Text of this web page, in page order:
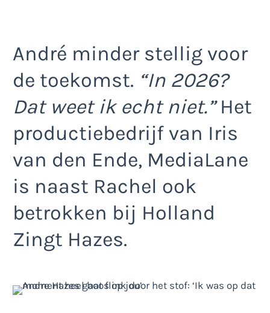
André minder stellig voor
de toekomst. “In 2026?
Dat weet ik echt niet.”Het
productiebedrijf van Iris
van den Ende, MediaLane
is naast Rachel ook
betrokken bij Holland
Zingt Hazes.